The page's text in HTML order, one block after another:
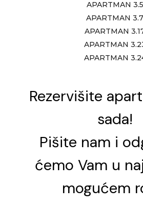
APARTMAN 3.5
APARTMAN 3.7
APARTMAN
APARTMAN
APARTMAN
Rezervišite
sada!
Pišite nam i
ćemo Vam u
mogućem